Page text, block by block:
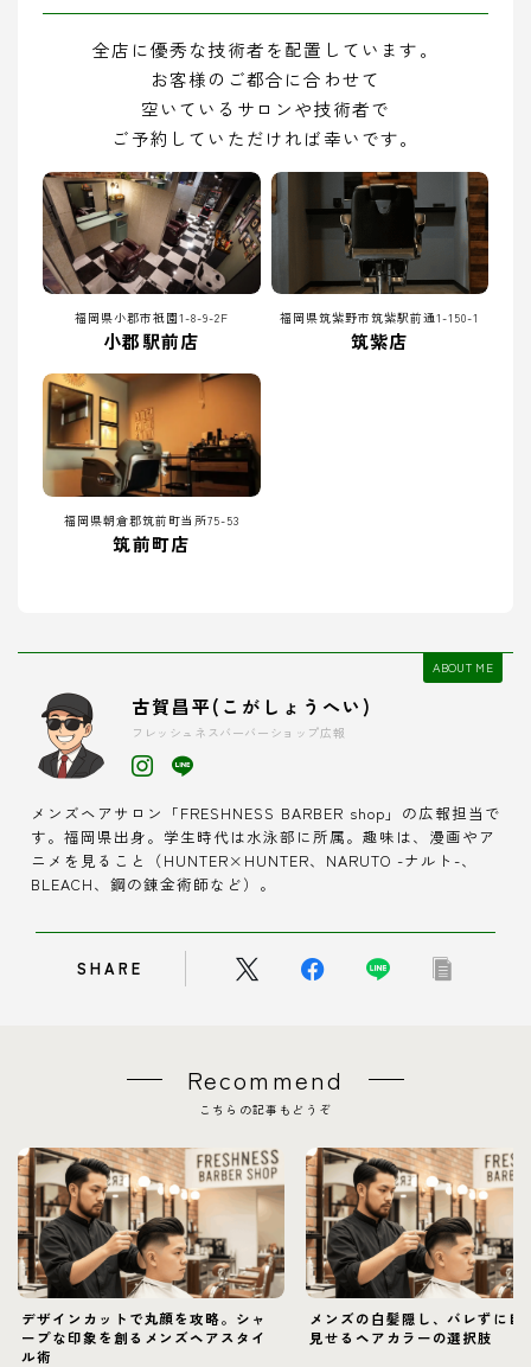
全店に優秀な技術者を配置しています。
お客様のご都合に合わせて
空いているサロンや技術者で
ご予約していただければ幸いです。
福岡県小郡市祇園1-8-9-2F
小郡駅前店
福岡県筑紫野市筑紫駅前通1-150-1
筑紫店
福岡県朝倉郡筑前町当所75-53
筑前町店
ABOUT ME
古賀昌平(こがしょうへい)
フレッシュネスバーバーショップ広報
メンズヘアサロン「FRESHNESS BARBER shop」の広報担当で
す。福岡県出身。学生時代は水泳部に所属。趣味は、漫画やア
ニメを見ること（HUNTER×HUNTER、NARUTO -ナルト-、
BLEACH、鋼の錬金術師など）。
SHARE
Recommend
こちらの記事もどうぞ
デザインカットで丸顔を攻略。シャ
ープな印象を創るメンズヘアスタイ
ル術
メンズの白髪隠し、バレずに自
見せるヘアカラーの選択肢